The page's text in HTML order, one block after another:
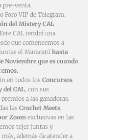
pre-venta.
Foro VIP de Telegram,
del Mistery CAL
CAL tendrá una
que comencemos a
el Maracatú hasta
Noviembre que es cuando
.
en todos los Concursos
del CAL, con sus
a las ganadoras.
las Crochet Meets,
Zoom exclusivas en las
tejer juntas y
además de atender a